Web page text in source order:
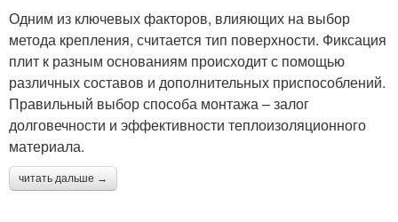
Одним из ключевых факторов, влияющих на выбор
метода крепления, считается тип поверхности. Фиксация
плит к разным основаниям происходит с помощью
различных составов и дополнительных приспособлений.
Правильный выбор способа монтажа – залог
долговечности и эффективности теплоизоляционного
материала.
читать дальше →